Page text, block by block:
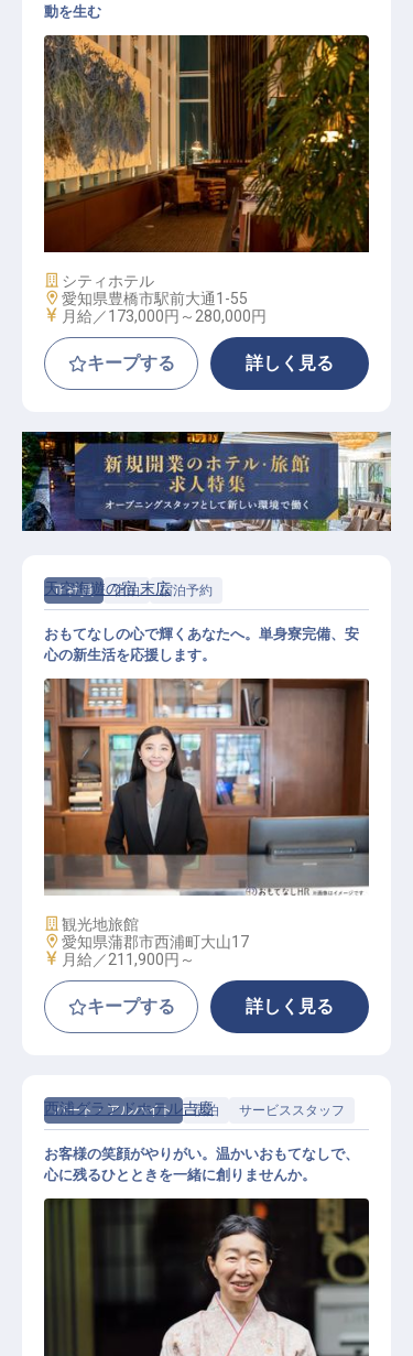
フロントスタッフ
動を生む
施設業態
シティホテル
勤務地
愛知県豊橋市駅前大通1-55
給与
月給／173,000円～ 280,000円
キープする 詳しく見る
正社員 宿泊 宿泊予約
宿泊予約
天空海遊の宿 末広
おもてなしの心で輝くあなたへ。単身寮完備、安
心の新生活を応援します。
施設業態
観光地旅館
勤務地
愛知県蒲郡市西浦町大山17
給与
月給／211,900円～
キープする 詳しく見る
パート・アルバイト 宿泊 サービススタッフ
西浦グランドホテル吉慶
お客様の笑顔がやりがい。温かいおもてなしで、
心に残るひとときを一緒に創りませんか。